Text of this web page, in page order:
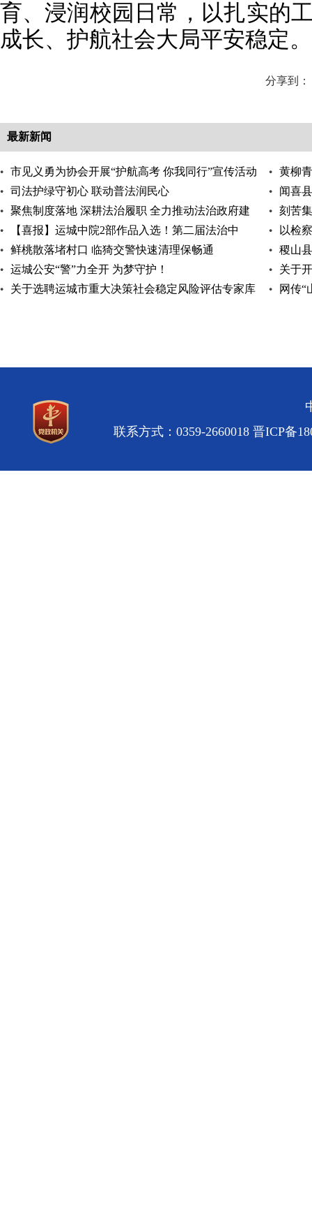
育、浸润校园日常，以扎实的
成长、护航社会大局平安稳定。
分享到：
最新新闻
市见义勇为协会开展“护航高考 你我同行”宣传活动
黄柳
司法护绿守初心 联动普法润民心
闻喜
聚焦制度落地 深耕法治履职 全力推动法治政府建
设走深走实
刻苦
【喜报】运城中院2部作品入选！第二届法治中
国“三微”作品发
以检
城
鲜桃散落堵村口 临猗交警快速清理保畅通
稷山
动
运城公安“警”力全开 为梦守护！
关于
机构备
关于选聘运城市重大决策社会稳定风险评估专家库
网传“
联系方式：0359-2660018 晋ICP备